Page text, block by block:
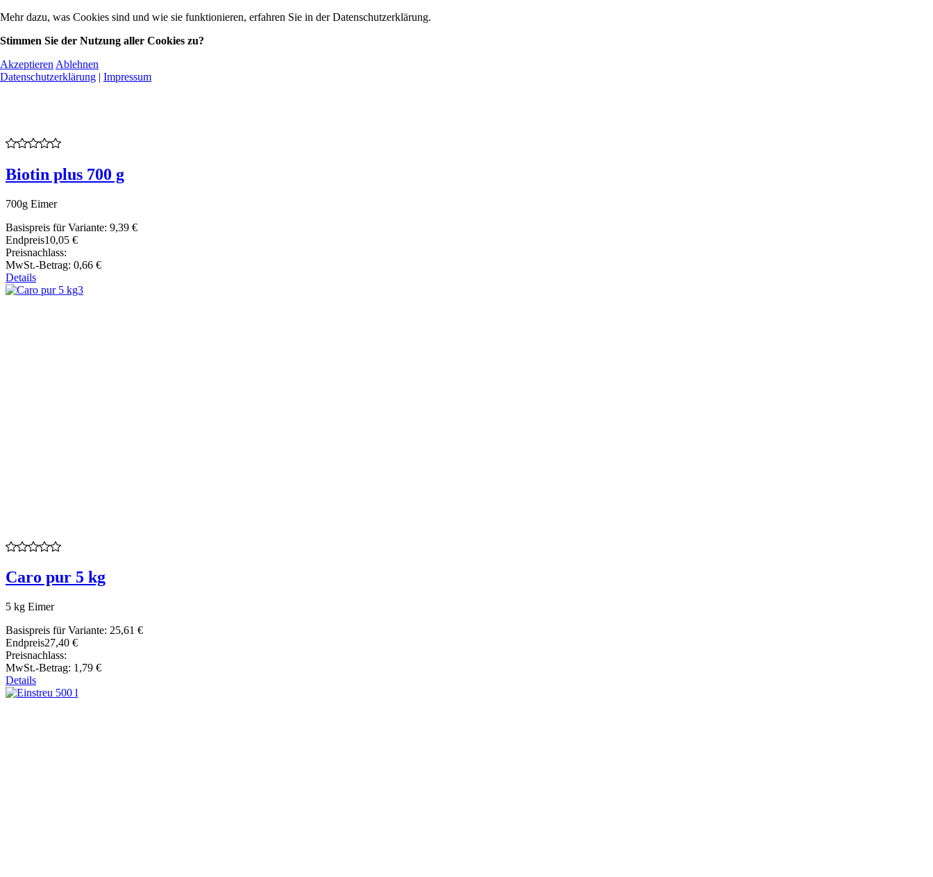
Biotin plus 700 g
700g Eimer
Basispreis für Variante: 9,39 €
Endpreis10,05 €
Preisnachlass:
MwSt.-Betrag: 0,66 €
Details
Caro pur 5 kg
5 kg Eimer
Basispreis für Variante: 25,61 €
Endpreis27,40 €
Preisnachlass:
MwSt.-Betrag: 1,79 €
Details
Mehr dazu, was Cookies sind und wie sie funktionieren, erfahren Sie in der Datenschutzerklärung.
Stimmen Sie der Nutzung aller Cookies zu?
Akzeptieren Ablehnen
Datenschutzerklärung | Impressum